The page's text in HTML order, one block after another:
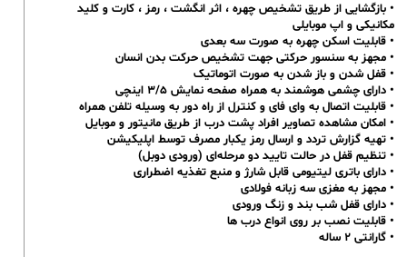
• بازگشایی از طریق تشخیص چهره ، اثر انگشت ، رمز ، کارت و کلید
مکانیکی و اپ موبایلی
• قابلیت اسکن چهره به صورت سه بعدی
• مجهز به سنسور حرکتی جهت تشخیص حرکت بدن انسان
• قفل شدن و باز شدن به صورت اتوماتیک
• دارای چشمی هوشمند به همراه صفحه نمایش ۳/۵ اینچی
• قابلیت اتصال به وای فای و کنترل از راه دور به وسیله تلفن همراه
• امکان مشاهده تصاویر افراد پشت درب از طریق مانیتور و موبایل
• تهیه گزارش تردد و ارسال رمز یکبار مصرف توسط اپلیکیشن
• تنظیم قفل در حالت تایید دو مرحله‌ای (ورودی دوبل)
• دارای باتری لیتیومی قابل شارژ و منبع تغذیه اضطراری
• مجهز به مغزی سه زبانه فولادی
• دارای قفل شب بند و زنگ ورودی
• قابلیت نصب بر روی انواع درب ها
• گارانتی ۲ ساله